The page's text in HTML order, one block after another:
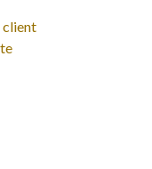
client